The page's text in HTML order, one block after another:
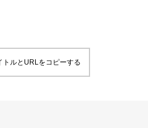
トルとURLをコピーする